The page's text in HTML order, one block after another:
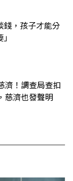
錢，孩子才能分
濟！調查局查扣
慈濟也發聲明